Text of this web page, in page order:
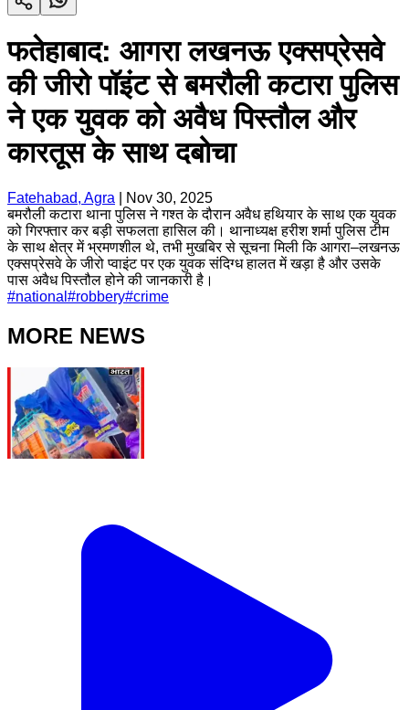
फतेहाबाद: आगरा लखनऊ एक्सप्रेसवे
की जीरो पॉइंट से बमरौली कटारा पुलिस
ने एक युवक को अवैध पिस्तौल और
कारतूस के साथ दबोचा
Fatehabad, Agra
Nov 30, 2025
बमरौली कटारा थाना पुलिस ने गश्त के दौरान अवैध हथियार के साथ एक युवक
को गिरफ्तार कर बड़ी सफलता हासिल की। थानाध्यक्ष हरीश शर्मा पुलिस टीम
के साथ क्षेत्र में भ्रमणशील थे, तभी मुखबिर से सूचना मिली कि आगरा–लखनऊ
एक्सप्रेसवे के जीरो प्वाइंट पर एक युवक संदिग्ध हालत में खड़ा है और उसके
पास अवैध पिस्तौल होने की जानकारी है।
#national #robbery#crime
MORE NEWS